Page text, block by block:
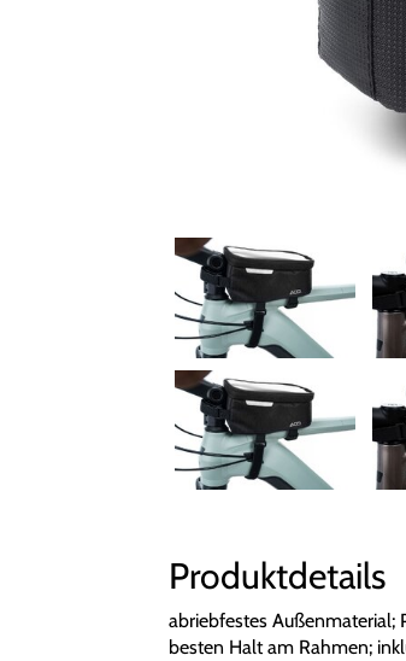
Produktdetails
abriebfestes Außenmaterial;
besten Halt am Rahmen;